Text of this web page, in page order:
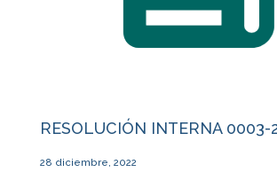
RESOLUCIÓN INTERNA 0003-
28 diciembre, 2022